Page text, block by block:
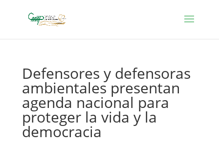
Defensores y defensoras
ambientales presentan
agenda nacional para
proteger la vida y la
democracia